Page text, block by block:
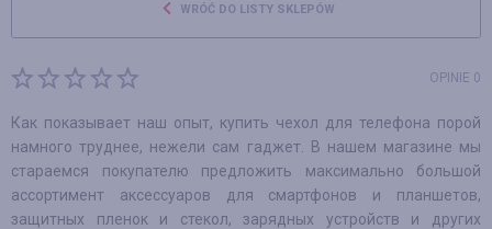
WRÓĆ DO LISTY SKLEPÓW
OPINIE 0
Как показывает наш опыт, купить чехол для телефона порой
намного труднее, нежели сам гаджет. В нашем магазине мы
стараемся покупателю предложить максимально большой
ассортимент аксессуаров для смартфонов и планшетов,
защитных пленок и стекол, зарядных устройств и других